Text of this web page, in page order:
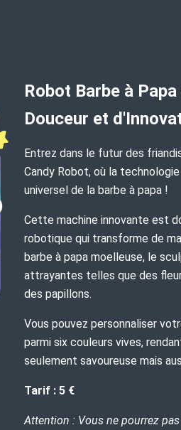
Robot Barbe à
Douceur et
Entrez dans le futur des
Candy Robot, où la
universel de la barbe à papa !
Cette machine innovante est
robotique qui transforme de
barbe à papa moelleuse, le
attrayantes telles que des
des papillons.
Vous pouvez personnaliser
parmi six couleurs vives,
seulement savoureuse mais
Tarif : 5 €
Attention : Vous ne pourrez